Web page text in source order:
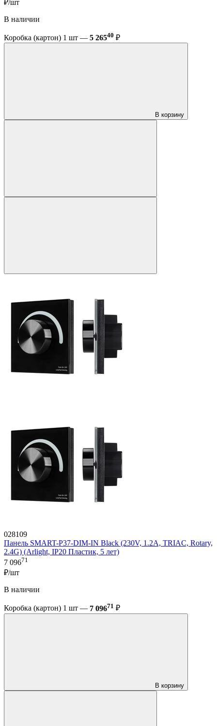
₽/шт
В наличии
Коробка (картон) 1 шт — 5 26540 ₽
В корзину
028109
Панель SMART-P37-DIM-IN Black (230V, 1.2A, TRIAC, Rotary,
2.4G) (Arlight, IP20 Пластик, 5 лет)
7 09671
₽/шт
В наличии
Коробка (картон) 1 шт — 7 09671 ₽
В корзину